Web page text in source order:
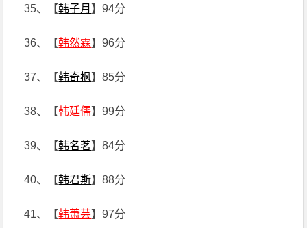
35、【韩子月 】94分
36、【韩然霖】96分
37、【韩奇枫】85分
38、【韩廷儒】99分
39、【韩名茗】84分
40、【韩君斯】88分
41、【韩萧芸】97分